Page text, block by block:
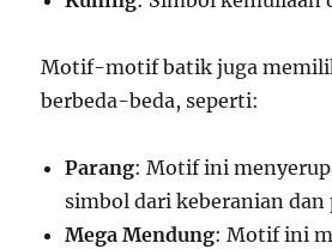
Motif-motif batik juga
berbeda-beda, seperti:
Parang: Motif ini
simbol dari keberanian
Mega Mendung: Motif ini